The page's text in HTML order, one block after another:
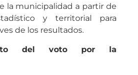
la municipalidad a partir de
y territorial para
de los resultados.
del voto por la